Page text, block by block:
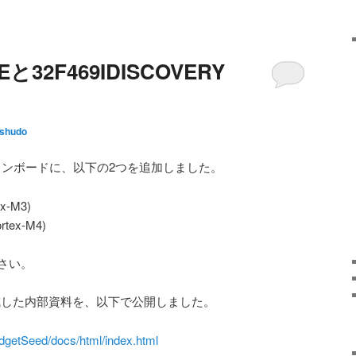
32F469IDISCOVERY
shudo
ボードに、以下の2つを追加しました。
M3)
M4)
。
た内部資料を、以下で公開しました。
docs/html/index.html